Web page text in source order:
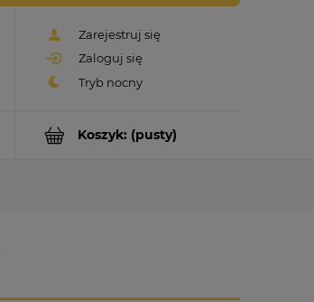
Zarejestruj się
Zaloguj się
Koszyk: (pusty)